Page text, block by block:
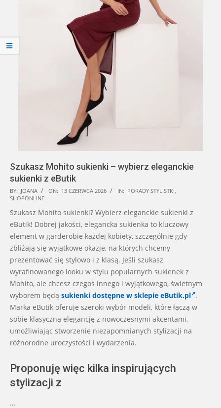
Szukasz Mohito sukienki – wybierz eleganckie
sukienki z eButik
2026-
06-
13
BY: JOANA ON: 13 CZERWCA 2026 IN: PORADY STYLISTKI,
SHOPONLINE
Szukasz Mohito sukienki? Wybierz eleganckie sukienki z
eButik! Dobrej jakości, elegancka sukienka to kluczowy
element w garderobie każdej kobiety, szczególnie gdy
zbliżają się wyjątkowe okazje, na których chcemy
prezentować się stylowo i z klasą. Jeśli szukasz
wyrafinowanego looku w stylu popularnych sukienek z
Mohito, ale chcesz czegoś innego i wyjątkowego, świetnym
wyborem będą sukienki dostępne w sklepie eButik.pl .
Marka eButik oferuje szeroki wybór modeli, które łączą w
sobie klasyczną elegancję z nowoczesnymi akcentami,
umożliwiając stworzenie niezapomnianych stylizacji na
różnorodne uroczystości i wydarzenia.
Proponuję więc kilka inspirujących
stylizacji z
…